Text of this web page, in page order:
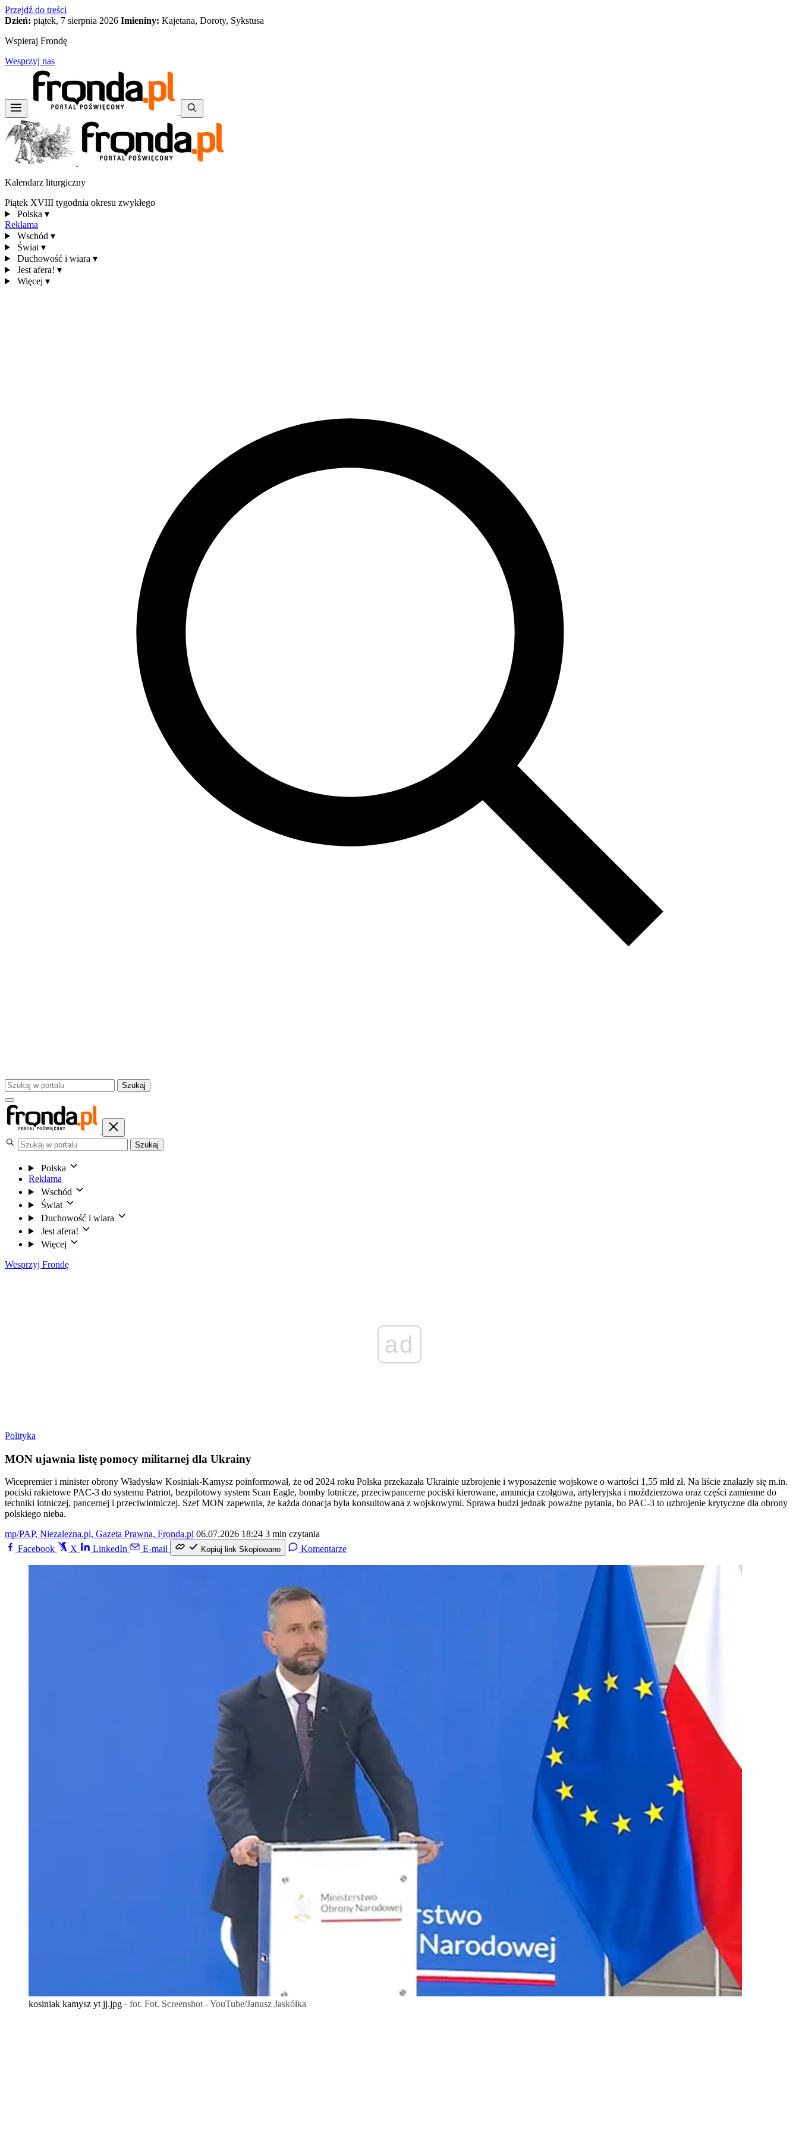
Przejdź do treści
Dzień: piątek, 7 sierpnia 2026 Imieniny: Kajetana, Doroty, Sykstusa
Wspieraj Frondę
Wesprzyj nas
Kalendarz liturgiczny
Piątek XVIII tygodnia okresu zwykłego
Polska ▾
Reklama
Wschód ▾
Świat ▾
Duchowość i wiara ▾
Jest afera! ▾
Więcej ▾
Szukaj
Szukaj
Polska
Reklama
Wschód
Świat
Duchowość i wiara
Jest afera!
Więcej
Wesprzyj Frondę
ad
Polityka
MON ujawnia listę pomocy militarnej dla Ukrainy
Wicepremier i minister obrony Władysław Kosiniak-Kamysz poinformował, że od 2024 roku Polska przekazała Ukrainie uzbrojenie i wyposażenie wojskowe o wartości 1,55 mld zł. Na liście znalazły się m.in.
pociski rakietowe PAC-3 do systemu Patriot, bezpilotowy system Scan Eagle, bomby lotnicze, przeciwpancerne pociski kierowane, amunicja czołgowa, artyleryjska i moździerzowa oraz części zamienne do
techniki lotniczej, pancernej i przeciwlotniczej. Szef MON zapewnia, że każda donacja była konsultowana z wojskowymi. Sprawa budzi jednak poważne pytania, bo PAC-3 to uzbrojenie krytyczne dla obrony
polskiego nieba.
mp/PAP, Niezalezna.pl, Gazeta Prawna, Fronda.pl 06.07.2026 18:24 3 min czytania
Facebook
X LinkedIn E-mail Kopiuj link Skopiowano Komentarze
kosiniak kamysz yt jj.jpg · fot. Fot. Screenshot - YouTube/Janusz Jaskółka